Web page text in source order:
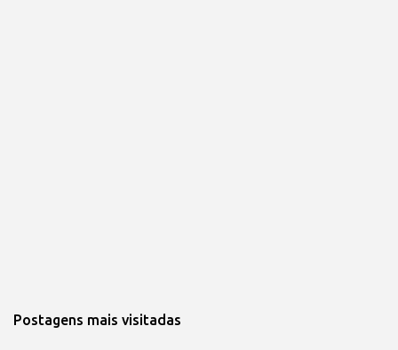
Postagens mais visitadas